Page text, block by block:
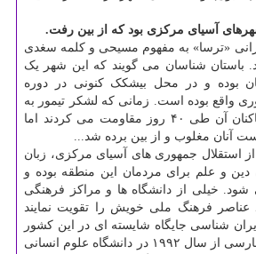
آسیای مرکزی بود که از بین رفت.
«ترسا» به مفهوم مسیحی و کلمه سغدی
باستان شناسان می گویند که این شهر یک
بوده و در محل بیشکک کنونی در دوره
واقع بوده است. زمانی که لشکر تیمور به
ترساکند حمله کرد، ساکنان آن طی ۴۰ روز مقاومت می کردند اما
آنان مغلوب و از بین برده شد...
استقلال جمهوری های آسیای مرکزی، زبان
و علم برای مردمان این منطقه بوده و
شود. خیلی از دانشگاه ها و مراکز فرهنگی
عناصر فرهنگ ملی خویش را تقویت نمایند
شناسی جایگاه شایسته ای در این کشور
دارند. برای مثال زبان فارسی از سال ۱۹۹۲ در دانشگاه علوم انسانی